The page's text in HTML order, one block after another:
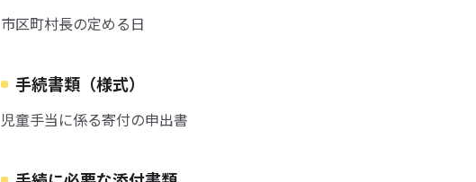
市区町村長の定める日
手続書類（様式）
児童手当に係る寄付の申出書